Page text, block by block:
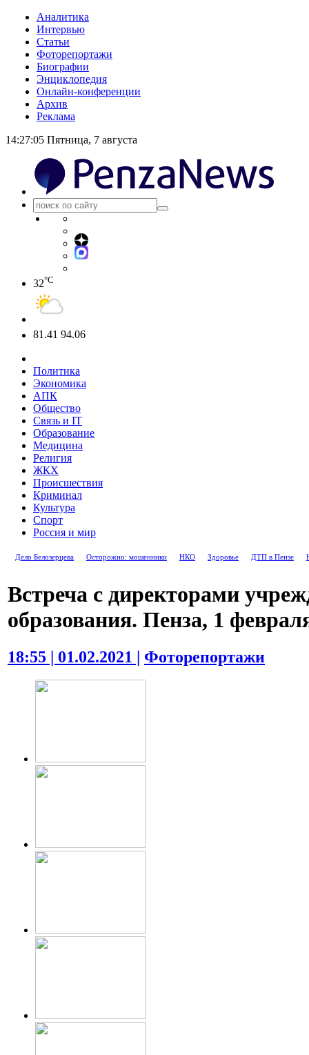
Аналитика
Интервью
Статьи
Фоторепортажи
Биографии
Энциклопедия
Онлайн-конференции
Архив
Реклама
14:27:06 Пятница, 7 августа
32°C
81.41 94.06
Политика
Экономика
АПК
Общество
Связь и IT
Образование
Медицина
Религия
ЖКХ
Происшествия
Криминал
Культура
Спорт
Россия и мир
Дело Белозерцева Осторожно: мошенники НКО Здоровье ДТП в Пензе
Встреча с директорами
образования. Пенза, 1
18:55 | 01.02.2021 | Фоторепортажи